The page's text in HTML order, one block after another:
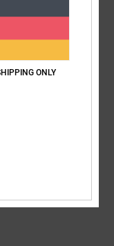
ONLY